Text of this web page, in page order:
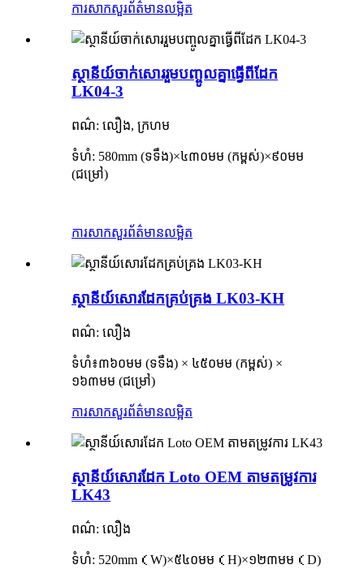
ការសាកសួរព័ត៌មានលម្អិត
ស្ថានីយ៍ចាក់សោររួមបញ្ចូលគ្នាធ្វើពីដែក
LK04-3
ពណ៌: លឿង, ក្រហម
ទំហំ: 580mm (ទទឹង)×៤៣០មម (កម្ពស់)×៩០មម
(ជម្រៅ)
ការសាកសួរព័ត៌មានលម្អិត
ស្ថានីយ៍សោរដែកគ្រប់គ្រង LK03-KH
ពណ៌: លឿង
ទំហំ៖៣៦០មម (ទទឹង) × ៤៥០មម (កម្ពស់) ×
១៦៣មម (ជម្រៅ)
ការសាកសួរព័ត៌មានលម្អិត
ស្ថានីយ៍សោរដែក Loto OEM តាមតម្រូវការ
LK43
ពណ៌: លឿង
ទំហំ: 520mm （ W)×៥៤០មម （ H)×១២៣មម （ D)